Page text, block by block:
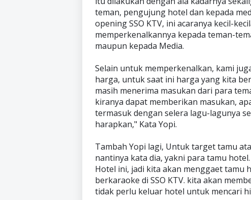
teman, pengujung hotel dan kepada
opening SSO KTV, ini acaranya kecil-
memperkenalkannya kepada teman-
maupun kepada Media.
Selain untuk memperkenalkan, kami
harga, untuk saat ini harga yang kita
masih menerima masukan dari para
kiranya dapat memberikan masukan,
termasuk dengan selera lagu-lagunya
harapkan," Kata Yopi.
Tambah Yopi lagi, Untuk target tamu
nantinya kata dia, yakni para tamu
Hotel ini, jadi kita akan menggaet tamu
berkaraoke di SSO KTV. kita akan
tidak perlu keluar hotel untuk mencari